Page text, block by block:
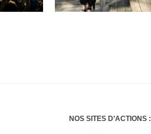
NOS SITES D’ACTIONS :